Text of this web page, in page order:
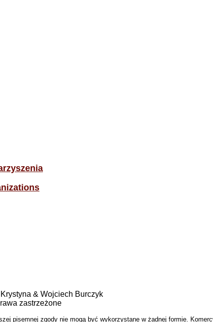
& Wojciech Burczyk
zastrzeżone
pisemnej zgody nie mogą być wykorzystane w żadnej formie.